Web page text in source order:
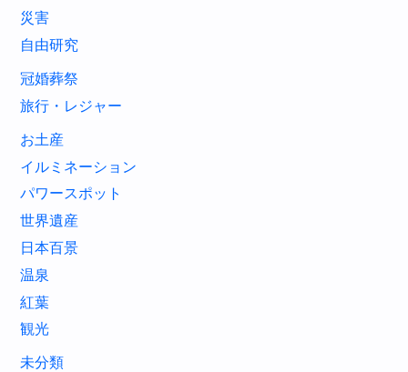
災害
自由研究
冠婚葬祭
旅行・レジャー
お土産
イルミネーション
パワースポット
世界遺産
日本百景
温泉
紅葉
観光
未分類